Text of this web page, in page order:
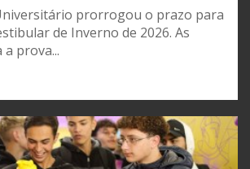
prorrogou o prazo para
de Inverno de 2026. As
prova...